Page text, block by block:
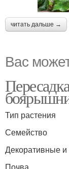
читать дальше →
Вас
Тип растения
Семейство
Декоративные и
Почва